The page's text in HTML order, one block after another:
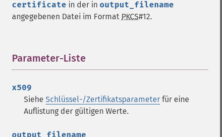
certificate in der in output_filename
angegebenen Datei im Format PKCS#12.
Parameter-Liste
x509
Siehe Schlüssel-/Zertifikatsparameter für eine
Auflistung der gültigen Werte.
output_filename